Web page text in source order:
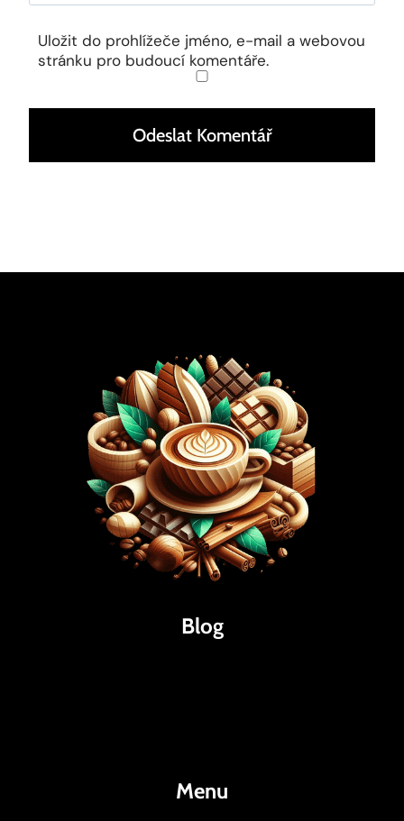
Uložit do prohlížeče jméno, e-mail a webovou
stránku pro budoucí komentáře.
Blog
Menu